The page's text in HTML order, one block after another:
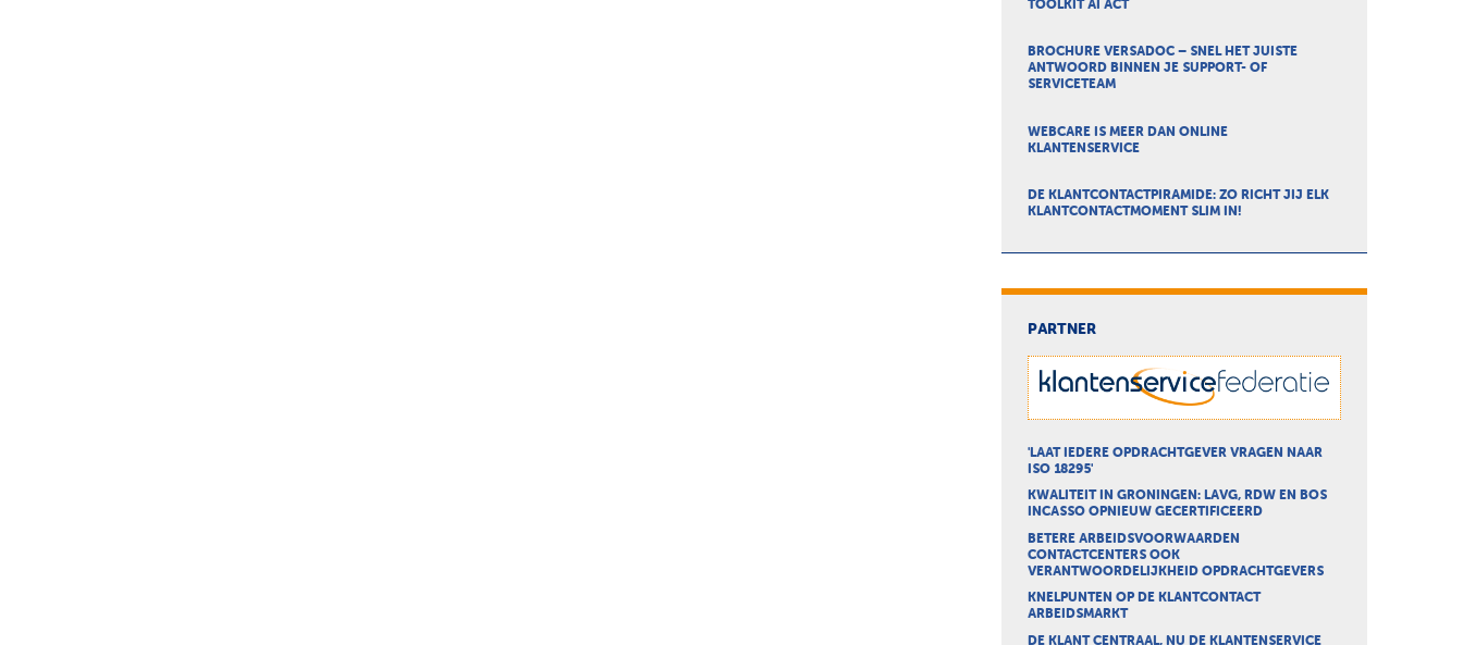
TOOLKIT AI ACT
BROCHURE VERSADOC – SNEL HET JUISTE
ANTWOORD BINNEN JE SUPPORT- OF
SERVICETEAM
WEBCARE IS MEER DAN ONLINE
KLANTENSERVICE
DE KLANTCONTACTPIRAMIDE: ZO RICHT JIJ ELK
KLANTCONTACTMOMENT SLIM IN!
PARTNER
'LAAT IEDERE OPDRACHTGEVER VRAGEN NAAR
ISO 18295'
KWALITEIT IN GRONINGEN: LAVG, RDW EN BOS
INCASSO OPNIEUW GECERTIFICEERD
BETERE ARBEIDSVOORWAARDEN
CONTACTCENTERS OOK
VERANTWOORDELIJKHEID OPDRACHTGEVERS
KNELPUNTEN OP DE KLANTCONTACT
ARBEIDSMARKT
DE KLANT CENTRAAL, NU DE KLANTENSERVICE